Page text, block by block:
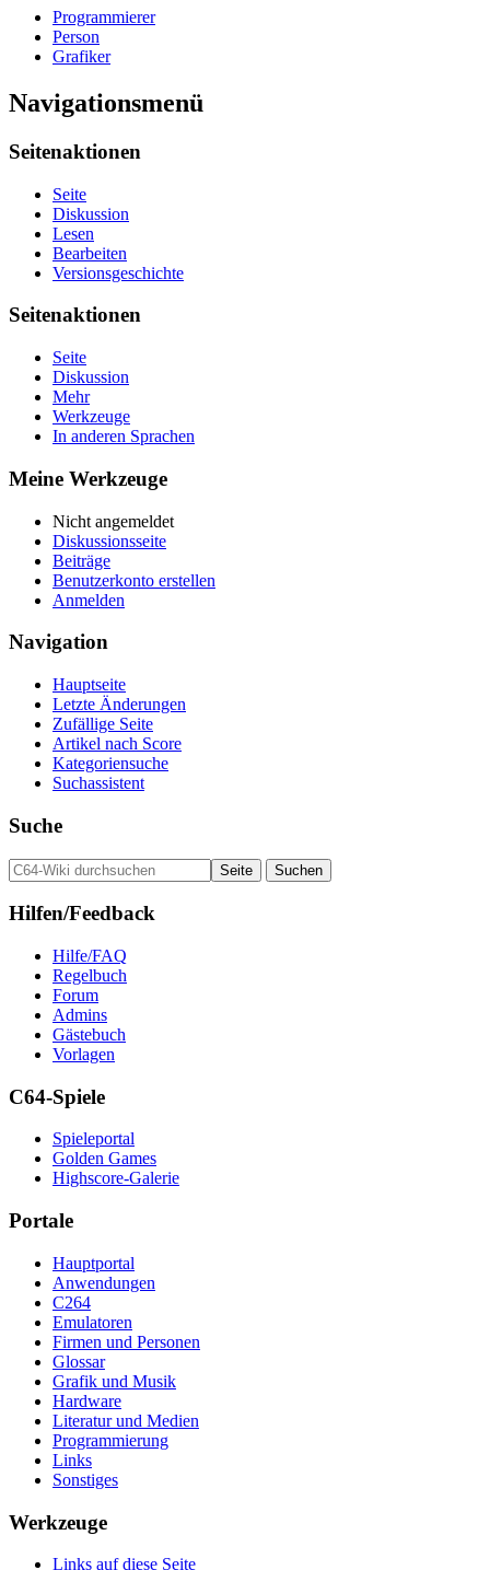
Programmierer
Person
Grafiker
Navigationsmenü
Seitenaktionen
Seite
Diskussion
Lesen
Bearbeiten
Versionsgeschichte
Seitenaktionen
Seite
Diskussion
Mehr
Werkzeuge
In anderen Sprachen
Meine Werkzeuge
Nicht angemeldet
Diskussionsseite
Beiträge
Benutzerkonto erstellen
Anmelden
Navigation
Hauptseite
Letzte Änderungen
Zufällige Seite
Artikel nach Score
Kategoriensuche
Suchassistent
Suche
Hilfen/Feedback
Hilfe/FAQ
Regelbuch
Forum
Admins
Gästebuch
Vorlagen
C64-Spiele
Spieleportal
Golden Games
Highscore-Galerie
Portale
Hauptportal
Anwendungen
C264
Emulatoren
Firmen und Personen
Glossar
Grafik und Musik
Hardware
Literatur und Medien
Programmierung
Links
Sonstiges
Werkzeuge
Links auf diese Seite